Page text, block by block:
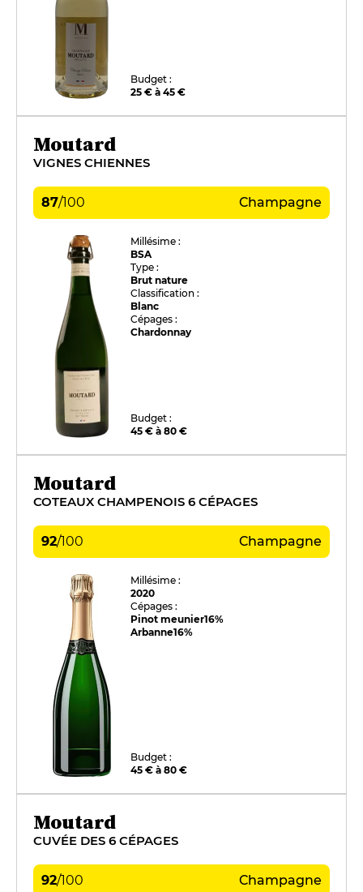
Budget :
25 € à 45 €
Moutard
VIGNES CHIENNES
87/100 Champagne
Millésime :
BSA
Type :
Brut nature
Classification :
Blanc
Cépages :
Chardonnay
Budget :
45 € à 80 €
Moutard
COTEAUX CHAMPENOIS 6 CÉPAGES
92/100 Champagne
Millésime :
2020
Cépages :
Pinot meunier16%
Arbanne16%
Budget :
45 € à 80 €
Moutard
CUVÉE DES 6 CÉPAGES
92/100 Champagne